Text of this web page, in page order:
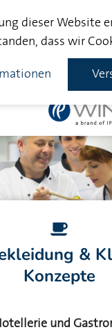
&
Konzepte
und
dieser Website
dass wir